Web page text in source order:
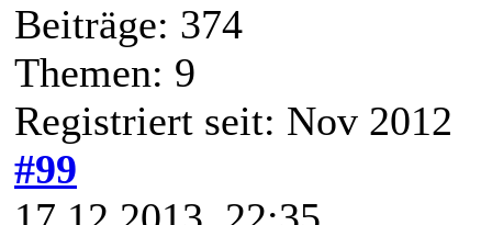
Beiträge: 374
Themen: 9
Registriert seit: Nov 2012
#99